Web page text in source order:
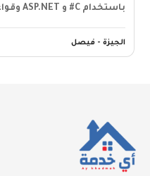
باستخدام C# و ASP.NET وقواعد…
الجيزة - فيصل